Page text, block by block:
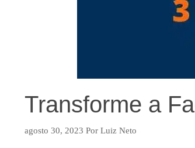
Transforme a
agosto 30, 2023 Por Luiz Neto